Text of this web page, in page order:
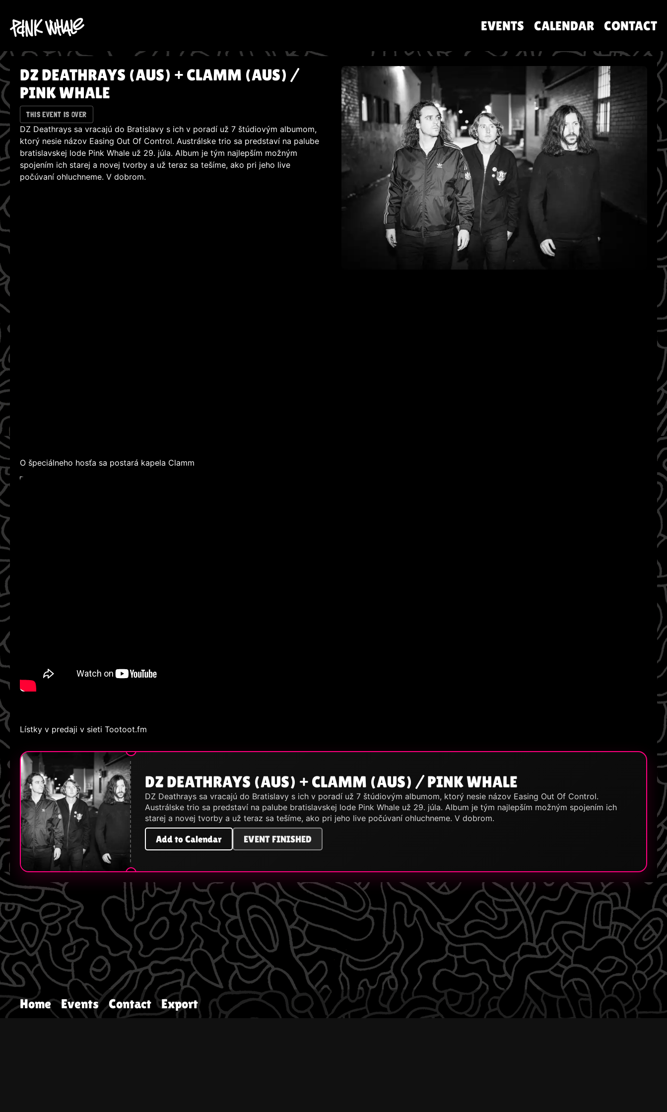
EVENTS CALENDAR CONTACT
DZ DEATHRAYS (AUS) + CLAMM (AUS) /
PINK WHALE
THIS EVENT IS OVER
DZ Deathrays sa vracajú do Bratislavy s ich v poradí už 7 štúdiovým albumom,
ktorý nesie názov Easing Out Of Control. Austrálske trio sa predstaví na palube
bratislavskej lode Pink Whale už 29. júla. Album je tým najlepším možným
spojením ich starej a novej tvorby a už teraz sa tešíme, ako pri jeho live
počúvaní ohluchneme. V dobrom.
O špeciálneho hosťa sa postará kapela Clamm
Lístky v predaji v sieti Tootoot.fm
DZ DEATHRAYS (AUS) + CLAMM (AUS) / PINK WHALE
DZ Deathrays sa vracajú do Bratislavy s ich v poradí už 7 štúdiovým albumom, ktorý nesie názov Easing Out Of Control.
Austrálske trio sa predstaví na palube bratislavskej lode Pink Whale už 29. júla. Album je tým najlepším možným spojením ich
starej a novej tvorby a už teraz sa tešíme, ako pri jeho live počúvaní ohluchneme. V dobrom.
Add to Calendar EVENT FINISHED
Home Events Contact Export